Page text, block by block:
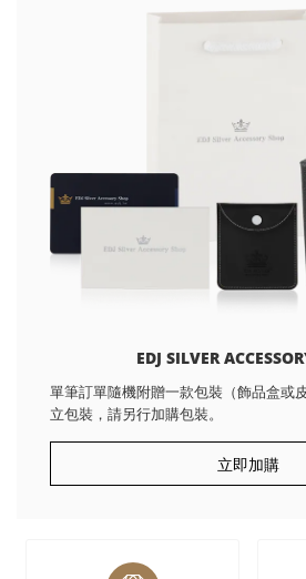
EDJ SILVER
單筆訂單隨機附贈一款包裝（飾品盒或
立包裝，請另行加購包裝。
立即加購